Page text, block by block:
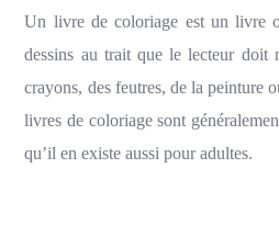
Un livre de coloriage est un livre
dessins au trait que le lecteur doit
crayons, des feutres, de la peinture
livres de coloriage sont
qu’il en existe aussi pour adultes.